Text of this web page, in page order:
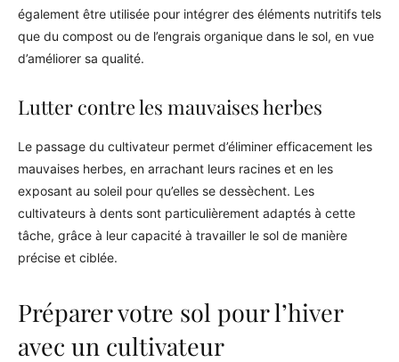
également être utilisée pour intégrer des éléments nutritifs tels
que du compost ou de l’engrais organique dans le sol, en vue
d’améliorer sa qualité.
Lutter contre les mauvaises herbes
Le passage du cultivateur permet d’éliminer efficacement les
mauvaises herbes, en arrachant leurs racines et en les
exposant au soleil pour qu’elles se dessèchent. Les
cultivateurs à dents sont particulièrement adaptés à cette
tâche, grâce à leur capacité à travailler le sol de manière
précise et ciblée.
Préparer votre sol pour l’hiver
avec un cultivateur